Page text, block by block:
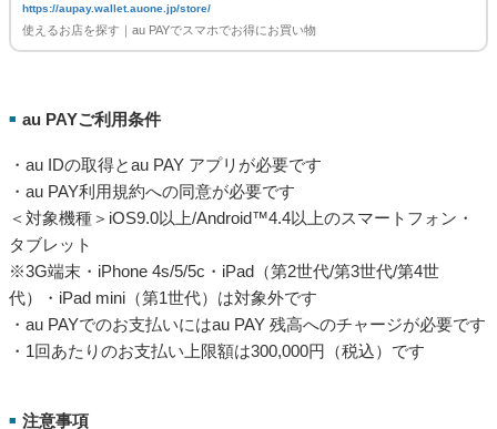
https://aupay.wallet.auone.jp/store/
使えるお店を探す｜au PAYでスマホでお得にお買い物
■ au PAYご利用条件
・au IDの取得とau PAY アプリが必要です
・au PAY利用規約への同意が必要です
＜対象機種＞iOS9.0以上/Android™4.4以上のスマートフォン・
タブレット
※3G端末・iPhone 4s/5/5c・iPad（第2世代/第3世代/第4世
代）・iPad mini（第1世代）は対象外です
・au PAYでのお支払いにはau PAY 残高へのチャージが必要です
・1回あたりのお支払い上限額は300,000円（税込）です
■ 注意事項